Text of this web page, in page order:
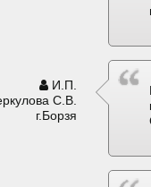
И.П.
С.В.
г.Борзя